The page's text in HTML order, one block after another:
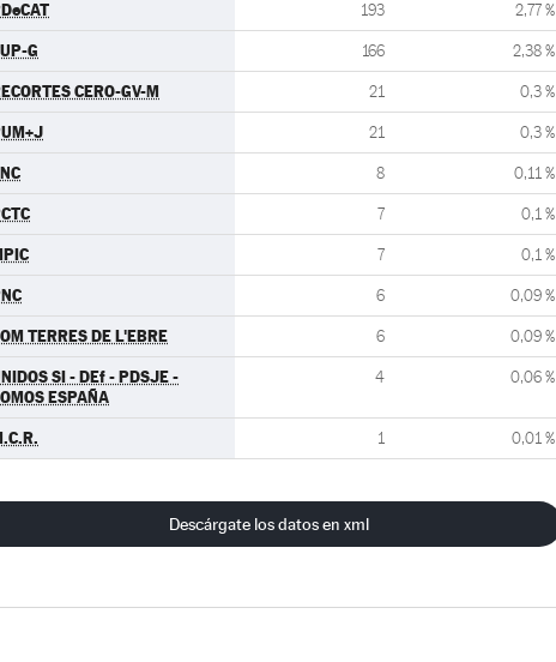
193 2,77 %
G 166 2,38 %
CERO-GV-M 21 0,3 %
21 0,3 %
8 0,11 %
7 0,1 %
7 0,1 %
6 0,09 %
TERRES DE L'EBRE 6 0,09 %
SI - DEf - PDSJE -
ESPAÑA
4 0,06 %
1 0,01 %
Descárgate los datos en xml